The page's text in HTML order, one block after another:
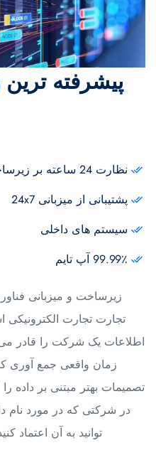
پیشرفته ترین
نظارت 24 ساعته بر زیرساخت ها
پشتیبانی از میزبانی 24x7
سیستم های داخلی
99.99٪ آپ تایم
زیرساخت و میزبانی
تجارت تجارت
اطلاعات یک شرکت را قادر می
زمان واقعی جمع آوری
تصمیمات بهتر مبتنی بر داده را
در شرکتی که در مورد نام
توانید به آن اعتماد